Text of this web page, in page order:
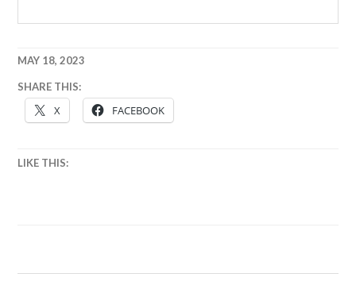
MAY 18, 2023
ZALORA
購
優
祭
SHARE THIS:
X FACEBOOK
LIKE THIS: